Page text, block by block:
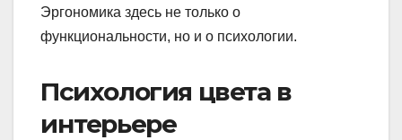
Эргономика здесь не только о
функциональности, но и о психологии.
Психология цвета в
интерьере